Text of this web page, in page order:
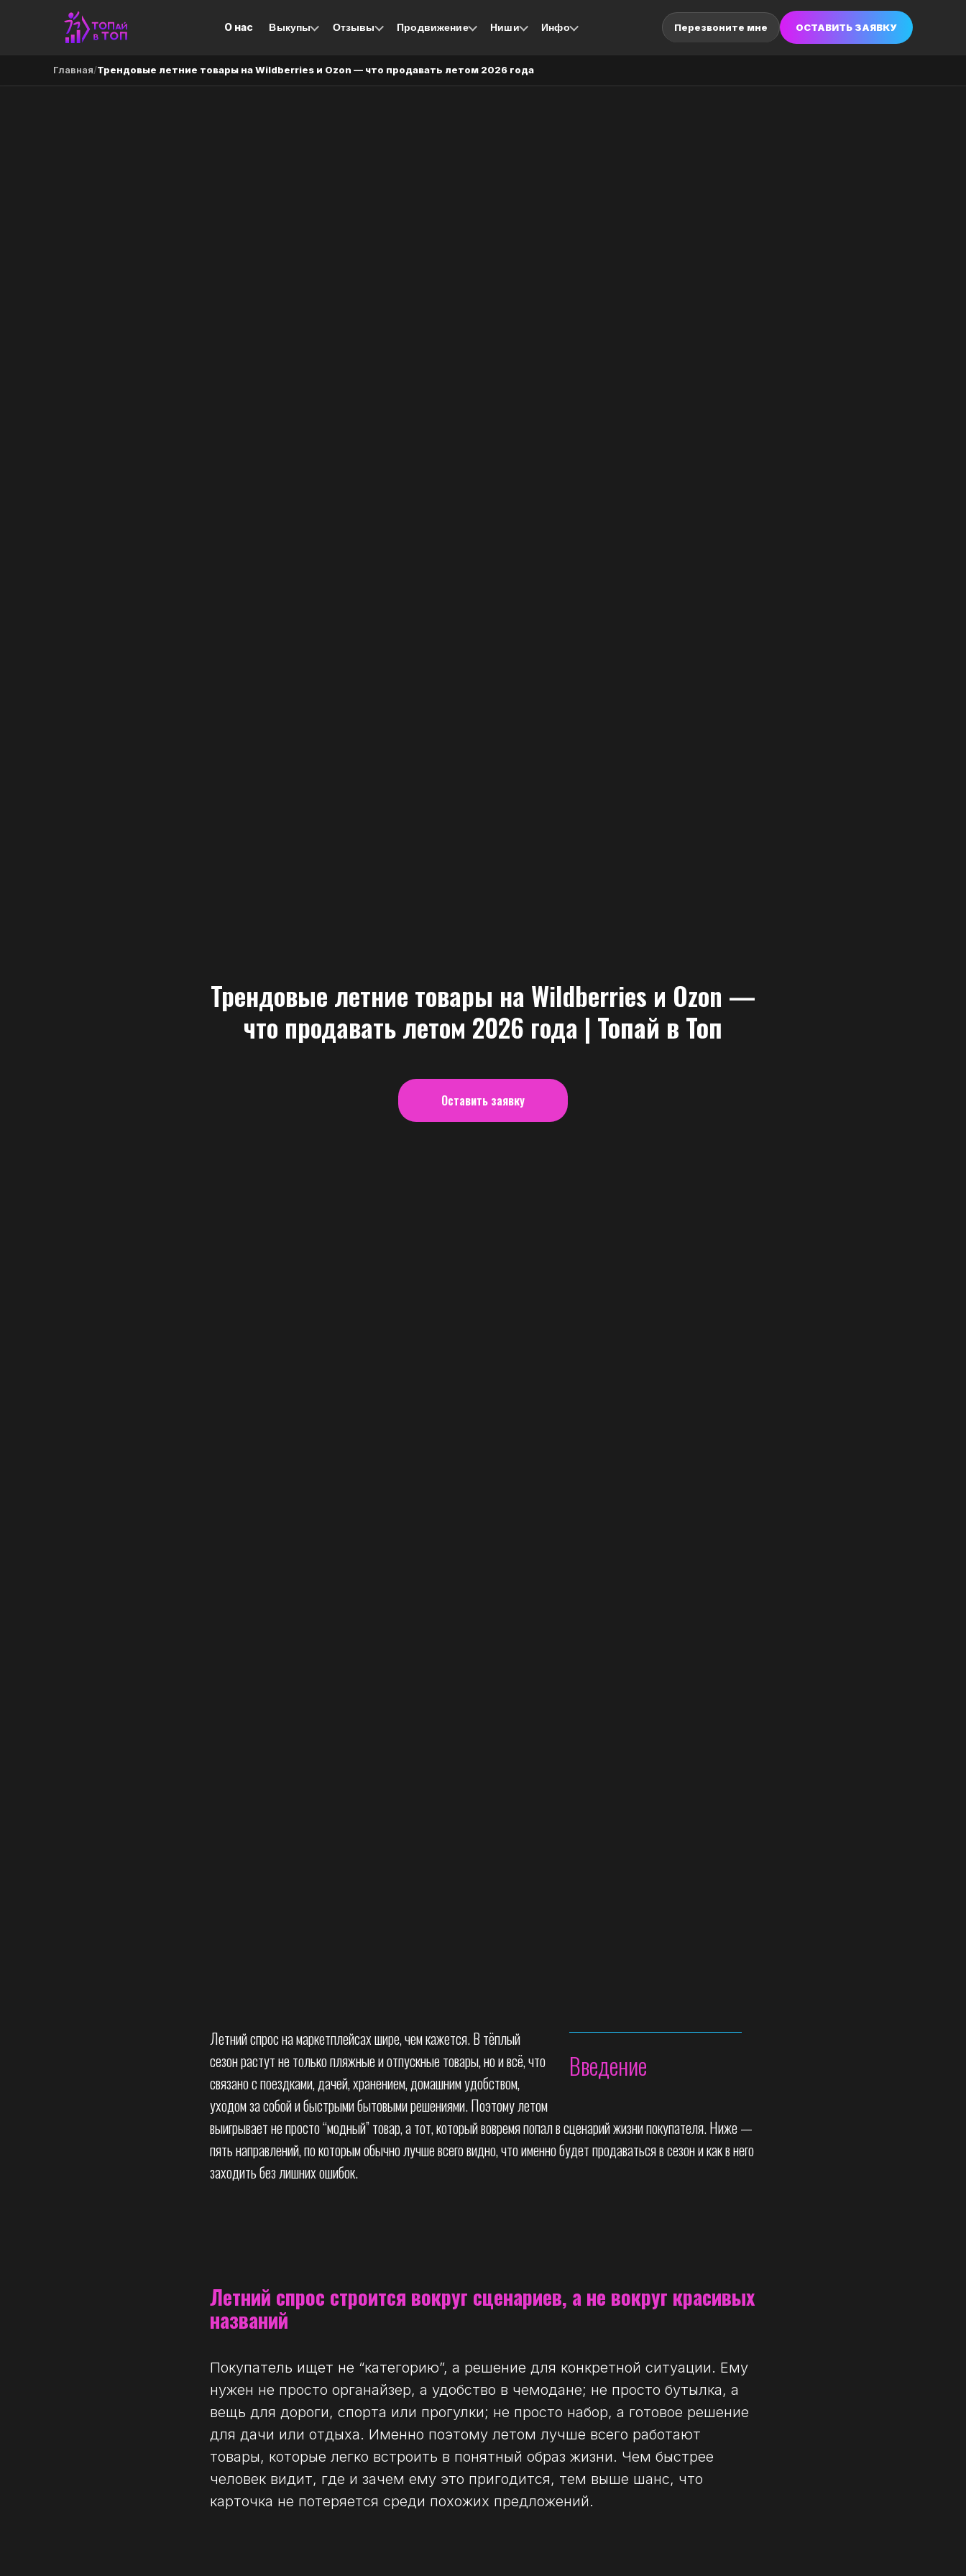
О нас Выкупы Отзывы Продвижение Ниши Инфо Перезвоните мне ОСТАВИТЬ ЗАЯВКУ
Главная/Трендовые летние товары на Wildberries и Ozon — что продавать летом 2026 года
Трендовые летние товары на Wildberries и Ozon —
что продавать летом 2026 года | Топай в Топ
Оставить заявку
Введение
Летний спрос на маркетплейсах шире, чем кажется. В тёплый
сезон растут не только пляжные и отпускные товары, но и всё, что
связано с поездками, дачей, хранением, домашним удобством,
уходом за собой и быстрыми бытовыми решениями. Поэтому летом
выигрывает не просто “модный” товар, а тот, который вовремя попал в сценарий жизни покупателя. Ниже —
пять направлений, по которым обычно лучше всего видно, что именно будет продаваться в сезон и как в него
заходить без лишних ошибок.
Летний спрос строится вокруг сценариев, а не вокруг красивых
названий
Покупатель ищет не “категорию”, а решение для конкретной ситуации. Ему
нужен не просто органайзер, а удобство в чемодане; не просто бутылка, а
вещь для дороги, спорта или прогулки; не просто набор, а готовое решение
для дачи или отдыха. Именно поэтому летом лучше всего работают
товары, которые легко встроить в понятный образ жизни. Чем быстрее
человек видит, где и зачем ему это пригодится, тем выше шанс, что
карточка не потеряется среди похожих предложений.